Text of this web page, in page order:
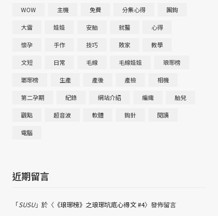
WOW 主機 免費 分集心得 團鉤
大雷 娃娃 安胎 就醫 心得
懷孕 手作 技巧 敗家 教學
文短 日常 毛線 毛線娃娃 琅琊榜
瑯琊榜 生產 產後 產檢 相機
第二孕期 紀錄 網站介紹 編織 胎兒
觀點 超音波 軟體 鉤針 閱讀
電腦
近期留言
「SUSU」於〈 《琅琊榜》之琅琊坑底心得文 #4〉發佈留言